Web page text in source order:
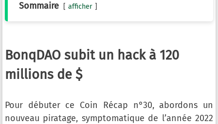
Sommaire afficher
BonqDAO subit un hack à 120
millions de $
Pour débuter ce Coin Récap n°30, abordons un
nouveau piratage, symptomatique de l’année 2022